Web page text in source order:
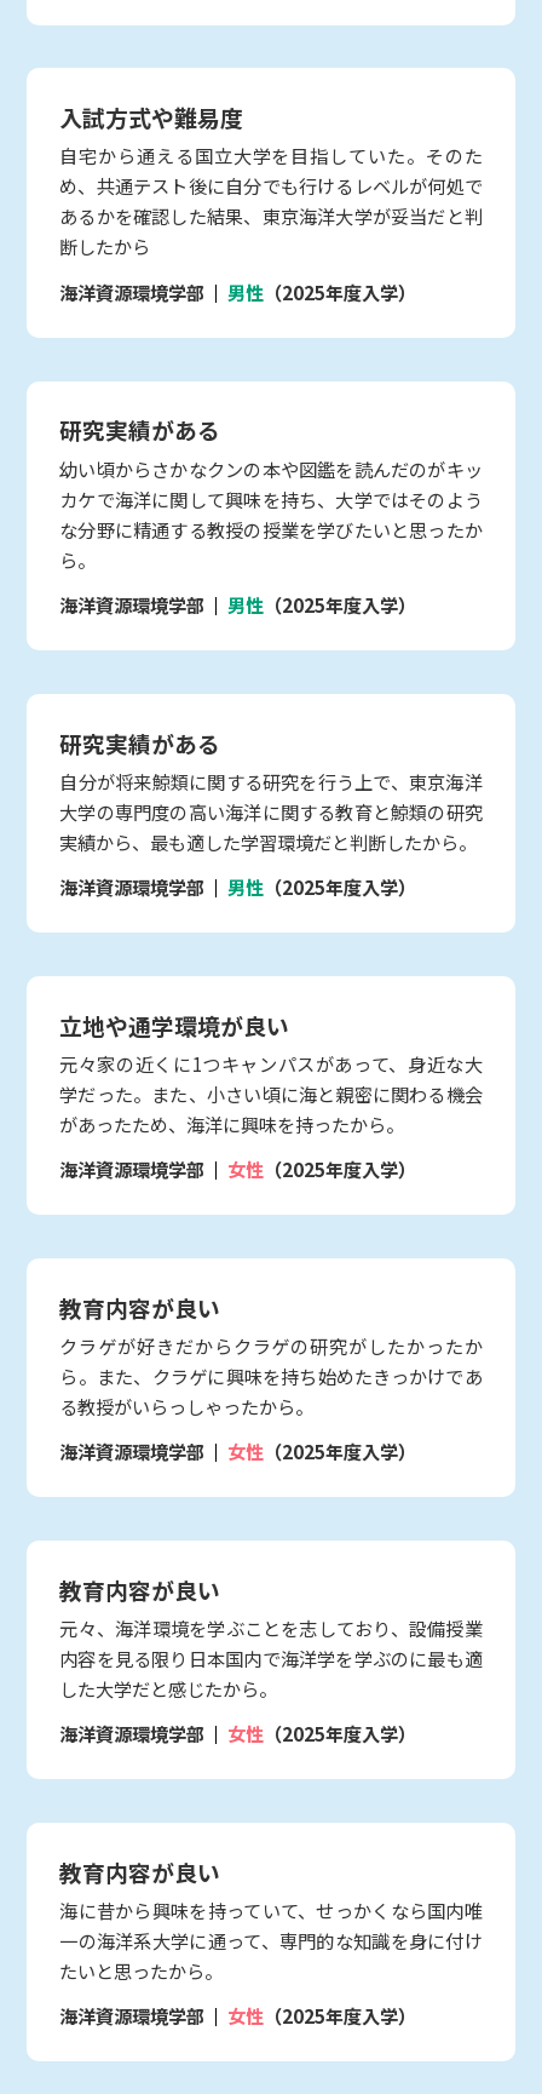
入試方式や難易度
自宅から通える国立大学を目指していた。そのた
め、共通テスト後に自分でも行けるレベルが何処で
あるかを確認した結果、東京海洋大学が妥当だと判
断したから
海洋資源環境学部
男性 （2025年度入学）
研究実績がある
幼い頃からさかなクンの本や図鑑を読んだのがキッ
カケで海洋に関して興味を持ち、大学ではそのよう
な分野に精通する教授の授業を学びたいと思ったか
ら。
海洋資源環境学部
男性 （2025年度入学）
研究実績がある
自分が将来鯨類に関する研究を行う上で、東京海洋
大学の専門度の高い海洋に関する教育と鯨類の研究
実績から、最も適した学習環境だと判断したから。
海洋資源環境学部
男性 （2025年度入学）
立地や通学環境が良い
元々家の近くに1つキャンパスがあって、身近な大
学だった。また、小さい頃に海と親密に関わる機会
があったため、海洋に興味を持ったから。
海洋資源環境学部
女性 （2025年度入学）
教育内容が良い
クラゲが好きだからクラゲの研究がしたかったか
ら。また、クラゲに興味を持ち始めたきっかけであ
る教授がいらっしゃったから。
海洋資源環境学部
女性 （2025年度入学）
教育内容が良い
元々、海洋環境を学ぶことを志しており、設備授業
内容を見る限り日本国内で海洋学を学ぶのに最も適
した大学だと感じたから。
海洋資源環境学部
女性 （2025年度入学）
教育内容が良い
海に昔から興味を持っていて、せっかくなら国内唯
一の海洋系大学に通って、専門的な知識を身に付け
たいと思ったから。
海洋資源環境学部
女性 （2025年度入学）